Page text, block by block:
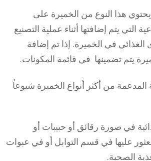
يحتوي هذا النوع من الخميرة على
التي يتم إضافتها أثناء عملية التصنيع
الغذائي في الخميرة. إذا تم إضافة
يتم تضمينها في قائمة المكونات.
المدعمة من أكثر أنواع الخميرة شيوعاً
في صورة رقائق أو حبيبات أو
عليها في قسم التوابل أو في عبوات
الصحية.